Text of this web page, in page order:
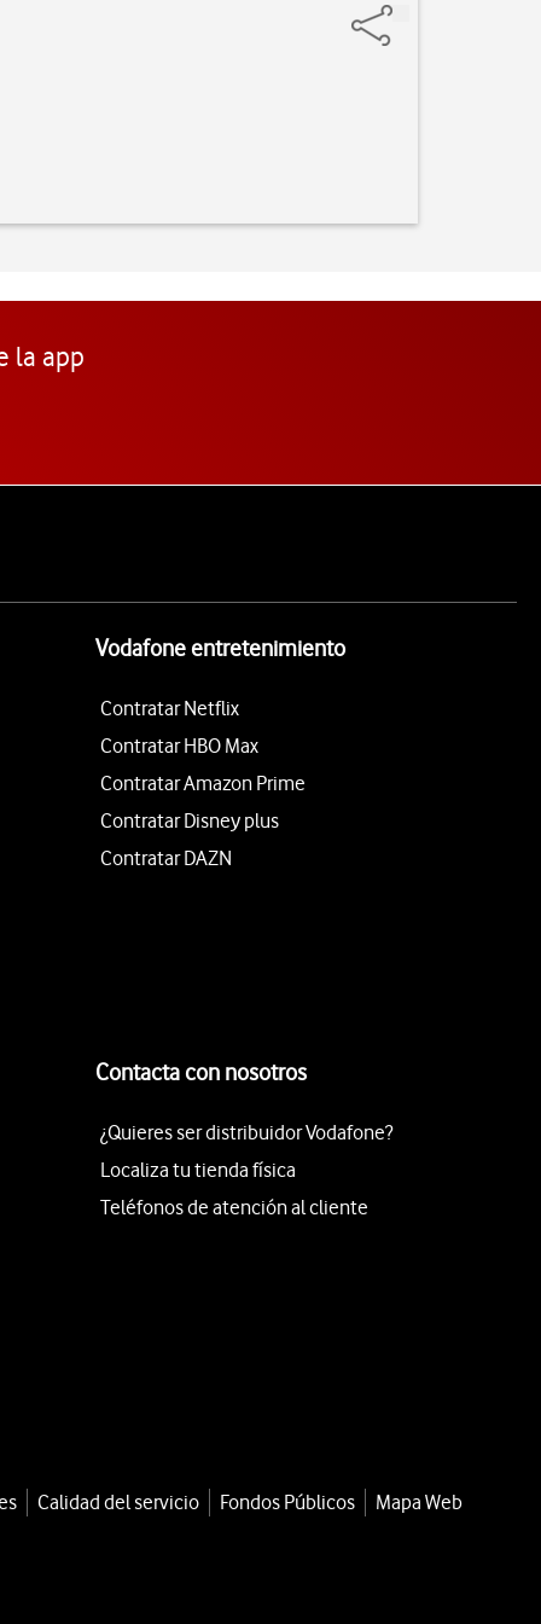
la app
Vodafone entretenimiento
Contratar Netflix
Contratar HBO Max
Contratar Amazon Prime
Contratar Disney plus
Contratar DAZN
Contacta con nosotros
¿Quieres ser distribuidor Vodafone?
Localiza tu tienda física
Teléfonos de atención al cliente
Calidad del servicio Fondos Públicos
Mapa Web